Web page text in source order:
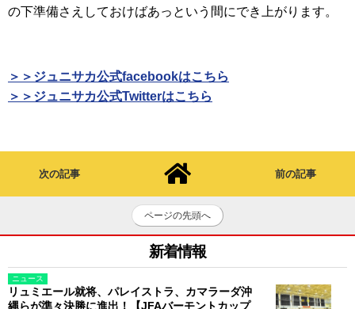
の下準備さえしておけばあっという間にでき上がります。
＞＞ジュニサカ公式facebookはこちら
＞＞ジュニサカ公式Twitterはこちら
次の記事 前の記事
ページの先頭へ
新着情報
ニュース
リュミエール就将、パレイストラ、カマラーダ沖
縄らが準々決勝に進出！【JFAバーモントカップ